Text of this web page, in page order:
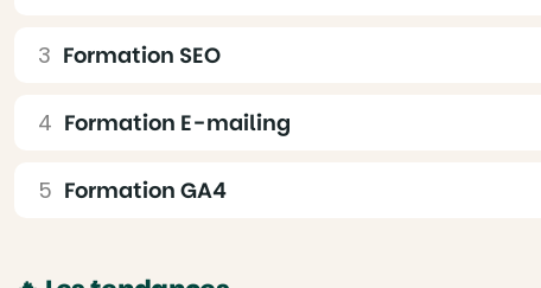
Formation SEO
Formation E-mailing
Formation GA4